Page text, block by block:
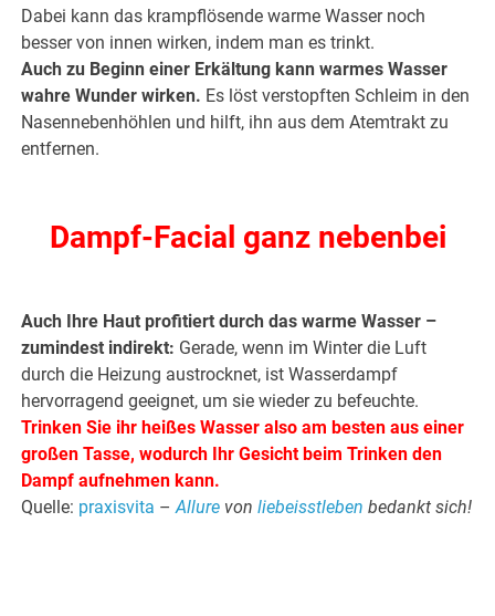
Dabei kann das krampflösende warme Wasser noch
besser von innen wirken, indem man es trinkt.
Auch zu Beginn einer Erkältung kann warmes Wasser
wahre Wunder wirken. Es löst verstopften Schleim in den
Nasennebenhöhlen und hilft, ihn aus dem Atemtrakt zu
entfernen.
Dampf-Facial ganz nebenbei
Auch Ihre Haut profitiert durch das warme Wasser –
zumindest indirekt: Gerade, wenn im Winter die Luft
durch die Heizung austrocknet, ist Wasserdampf
hervorragend geeignet, um sie wieder zu befeuchte.
Trinken Sie ihr heißes Wasser also am besten aus einer
großen Tasse, wodurch Ihr Gesicht beim Trinken den
Dampf aufnehmen kann.
Quelle: praxisvita –Allure vonliebeisstlebenbedankt sich!